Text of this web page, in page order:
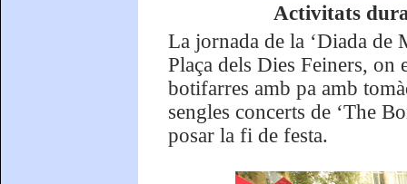
Activitats
La jornada de la ‘Diada de
Plaça dels Dies Feiners, on
botifarres amb pa amb
sengles concerts de ‘The
posar la fi de festa.